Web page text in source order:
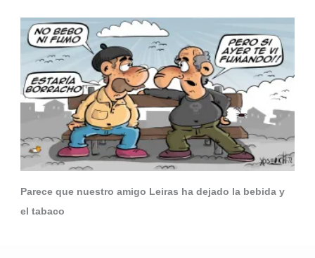
Parece que nuestro amigo Leiras ha dejado la bebida y
el tabaco